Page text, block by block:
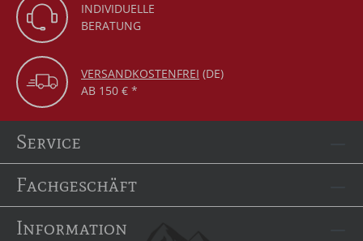
INDIVIDUELLE
BERATUNG
VERSANDKOSTENFREI (DE)
AB 150 € *
Service
Fachgeschäft
Information